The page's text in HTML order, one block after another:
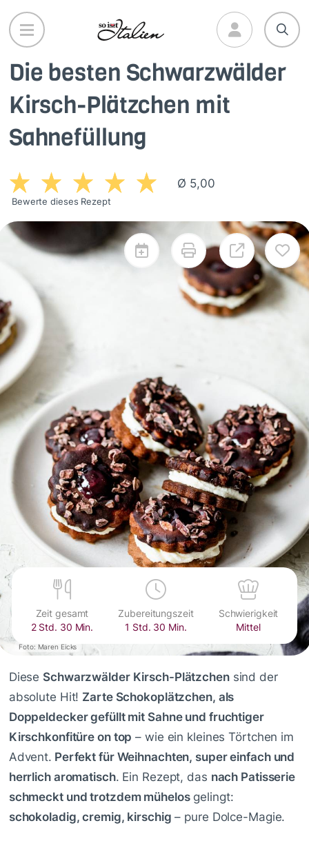
Direkt
zum
Inhalt
Die besten Schwarzwälder
Kirsch-Plätzchen mit
Sahnefüllung
Ø 5,00
Bewerte dieses Rezept
Foto: Maren Eicks
Zeit gesamt
2 Std. 30 Min.
Zubereitungszeit
1 Std. 30 Min.
Schwierigkeit
Mittel
Diese Schwarzwälder Kirsch-Plätzchensind der
absolute Hit! Zarte Schokoplätzchen, als
Doppeldecker gefüllt mit Sahne und fruchtiger
Kirschkonfitüre on top – wie ein kleines Törtchen im
Advent. Perfekt für Weihnachten, super einfach und
herrlich aromatisch. Ein Rezept, das nach Patisserie
schmeckt und trotzdem mühelosgelingt:
schokoladig, cremig, kirschig – pure Dolce-Magie.